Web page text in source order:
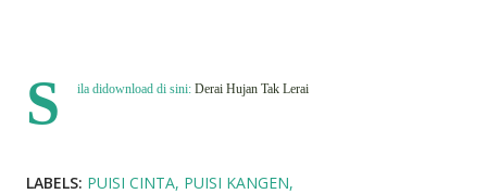
S ila didownload di sini: Derai Hujan Tak Lerai
LABELS: PUISI CINTA PUISI KANGEN